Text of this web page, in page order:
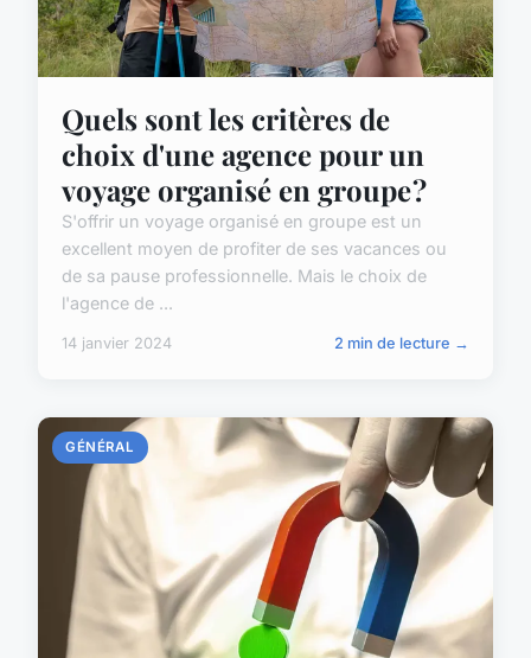
Quels sont les critères de
choix d'une agence pour un
voyage organisé en groupe ?
S'offrir un voyage organisé en groupe est un
excellent moyen de profiter de ses vacances ou
de sa pause professionnelle. Mais le choix de
l'agence de ...
14 janvier 2024 2 min de lecture →
GÉNÉRAL